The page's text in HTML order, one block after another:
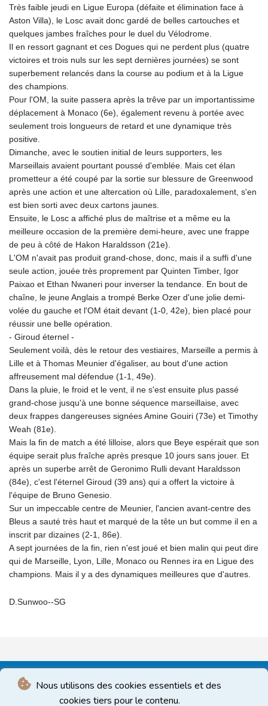
Nous utilisons des cookies essentiels et des
cookies tiers pour le contenu.
Très faible jeudi en Ligue Europa (défaite et élimination face à
Aston Villa), le Losc avait donc gardé de belles cartouches et
quelques jambes fraîches pour le duel du Vélodrome.
Il en ressort gagnant et ces Dogues qui ne perdent plus (quatre
victoires et trois nuls sur les sept dernières journées) se sont
superbement relancés dans la course au podium et à la Ligue
des champions.
Pour l'OM, la suite passera après la trêve par un importantissime
déplacement à Monaco (6e), également revenu à portée avec
seulement trois longueurs de retard et une dynamique très
positive.
Dimanche, avec le soutien initial de leurs supporters, les
Marseillais avaient pourtant poussé d'emblée. Mais cet élan
prometteur a été coupé par la sortie sur blessure de Greenwood
après une action et une altercation où Lille, paradoxalement, s'en
est bien sorti avec deux cartons jaunes.
Ensuite, le Losc a affiché plus de maîtrise et a même eu la
meilleure occasion de la première demi-heure, avec une frappe
de peu à côté de Hakon Haraldsson (21e).
L'OM n'avait pas produit grand-chose, donc, mais il a suffi d'une
seule action, jouée très proprement par Quinten Timber, Igor
Paixao et Ethan Nwaneri pour inverser la tendance. En bout de
chaîne, le jeune Anglais a trompé Berke Ozer d'une jolie demi-
volée du gauche et l'OM était devant (1-0, 42e), bien placé pour
réussir une belle opération.
- Giroud éternel -
Seulement voilà, dès le retour des vestiaires, Marseille a permis à
Lille et à Thomas Meunier d'égaliser, au bout d'une action
affreusement mal défendue (1-1, 49e).
Dans la pluie, le froid et le vent, il ne s'est ensuite plus passé
grand-chose jusqu'à une bonne séquence marseillaise, avec
deux frappes dangereuses signées Amine Gouiri (73e) et Timothy
Weah (81e).
Mais la fin de match a été lilloise, alors que Beye espérait que son
équipe serait plus fraîche après presque 10 jours sans jouer. Et
après un superbe arrêt de Geronimo Rulli devant Haraldsson
(84e), c'est l'éternel Giroud (39 ans) qui a offert la victoire à
l'équipe de Bruno Genesio.
Sur un impeccable centre de Meunier, l'ancien avant-centre des
Bleus a sauté très haut et marqué de la tête un but comme il en a
inscrit par dizaines (2-1, 86e).
A sept journées de la fin, rien n'est joué et bien malin qui peut dire
qui de Marseille, Lyon, Lille, Monaco ou Rennes ira en Ligue des
champions. Mais il y a des dynamiques meilleures que d'autres.
D.Sunwoo--SG